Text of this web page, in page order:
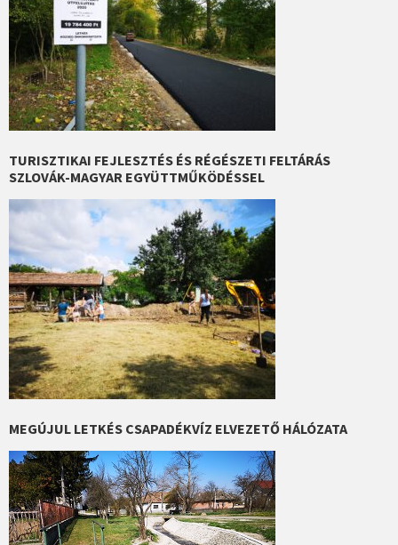
TURISZTIKAI FEJLESZTÉS ÉS RÉGÉSZETI FELTÁRÁS
SZLOVÁK-MAGYAR EGYÜTTMŰKÖDÉSSEL
MEGÚJUL LETKÉS CSAPADÉKVÍZ ELVEZETŐ HÁLÓZATA